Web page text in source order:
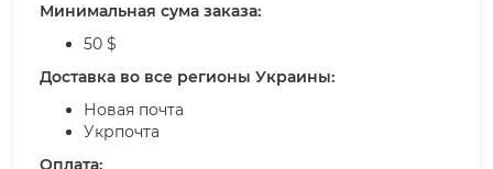
Минимальная сума заказа:
50 $
Доставка во все регионы Украины:
Новая почта
Укрпочта
Оплата: